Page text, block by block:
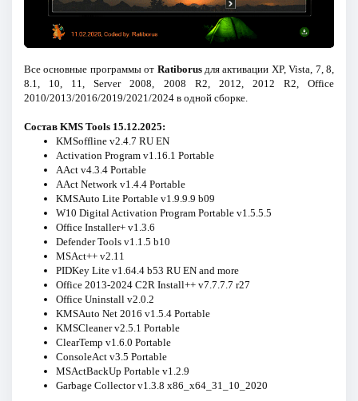
Все основные программы от Ratiborusдля активации XP, Vista, 7, 8,
8.1, 10, 11, Server 2008, 2008 R2, 2012, 2012 R2, Office
2010/2013/2016/2019/2021/2024 в одной сборке.
Состав KMS Tools 15.12.2025:
KMSoffline v2.4.7 RU EN
Activation Program v1.16.1 Portable
AAct v4.3.4 Portable
AAct Network v1.4.4 Portable
KMSAuto Lite Portable v1.9.9.9 b09
W10 Digital Activation Program Portable v1.5.5.5
Office Installer+ v1.3.6
Defender Tools v1.1.5 b10
MSAct++ v2.11
PIDKey Lite v1.64.4 b53 RU EN and more
Office 2013-2024 C2R Install++ v7.7.7.7 r27
Office Uninstall v2.0.2
KMSAuto Net 2016 v1.5.4 Portable
KMSCleaner v2.5.1 Portable
ClearTemp v1.6.0 Portable
ConsoleAct v3.5 Portable
MSActBackUp Portable v1.2.9
Garbage Collector v1.3.8 x86_x64_31_10_2020